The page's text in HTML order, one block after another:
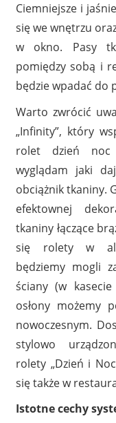
Ciemniejsze i
się we wnętrzu
w okno. Pasy
pomiędzy sobą i
będzie wpadać do
Warto zwrócić
„Infinity”, który
rolet dzień noc
wyglądam jaki
obciążnik tkaniny.
efektownej
tkaniny łączące
się rolety w
będziemy mogli
ściany (w
osłony możemy
nowoczesnym.
stylowo
rolety „Dzień i
się także w
Istotne cechy